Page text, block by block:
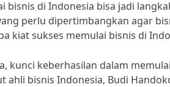
bisnis di Indonesia bisa jadi
perlu dipertimbangkan agar
kiat sukses memulai bisnis di
kunci keberhasilan dalam
ahli bisnis Indonesia, Budi